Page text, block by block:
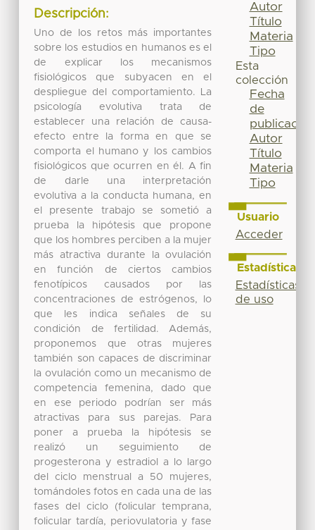
Descripción:
Uno de los retos más importantes
sobre los estudios en humanos es el
de explicar los mecanismos
fisiológicos que subyacen en el
despliegue del comportamiento. La
psicología evolutiva trata de
establecer una relación de causa-
efecto entre la forma en que se
comporta el humano y los cambios
fisiológicos que ocurren en él. A fin
de darle una interpretación
evolutiva a la conducta humana, en
el presente trabajo se sometió a
prueba la hipótesis que propone
que los hombres perciben a la mujer
más atractiva durante la ovulación
en función de ciertos cambios
fenotípicos causados por las
concentraciones de estrógenos, lo
que les indica señales de su
condición de fertilidad. Además,
proponemos que otras mujeres
también son capaces de discriminar
la ovulación como un mecanismo de
competencia femenina, dado que
en ese periodo podrían ser más
atractivas para sus parejas. Para
poner a prueba la hipótesis se
realizó un seguimiento de
progesterona y estradiol a lo largo
del ciclo menstrual a 50 mujeres,
tomándoles fotos en cada una de las
fases del ciclo (folicular temprana,
folicular tardía, periovulatoria y fase
Autor
Título
Materia
Tipo
Esta
colección
Fecha
de
publicación
Autor
Título
Materia
Tipo
Usuario
Acceder
Estadísticas
Estadísticas
de uso